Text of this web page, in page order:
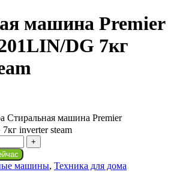
машина Premier
DG 7кг
Стиральная машина Premier
inverter steam
машины, Техника для дома